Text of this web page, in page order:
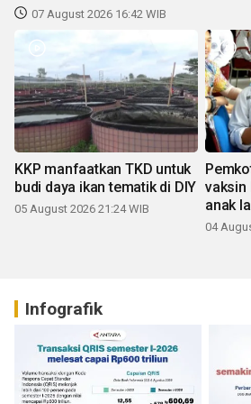
07 August 2026 16:42 WIB
KKP manfaatkan TKD untuk
budi daya ikan tematik di DIY
05 August 2026 21:24 WIB
vaksin
anak
04
Infografik